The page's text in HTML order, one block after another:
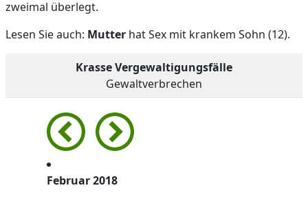
zweimal überlegt.
Lesen Sie auch: Mutter hat Sex mit krankem Sohn (12).
Krasse Vergewaltigungsfälle
Gewaltverbrechen
Februar 2018